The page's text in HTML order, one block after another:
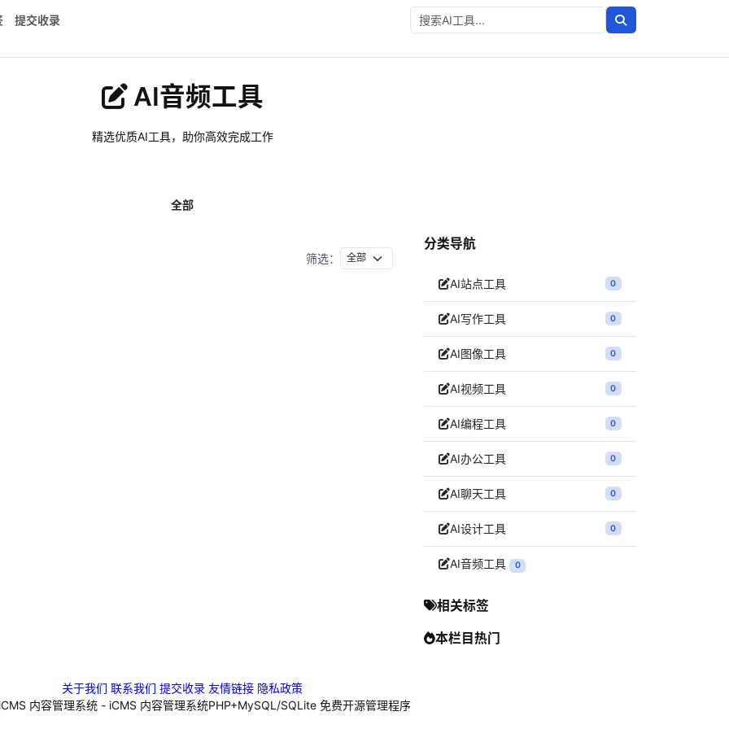
提交收录
AI音频工具
精选优质AI工具，助你高效完成工作
全部
筛选：
分类导航
AI站点工具 0
AI写作工具 0
AI图像工具 0
AI视频工具 0
AI编程工具 0
AI办公工具 0
AI聊天工具 0
AI设计工具 0
AI音频工具 0
相关标签
本栏目热门
关于我们 联系我们 提交收录 友情链接 隐私政策
内容管理系统 - iCMS 内容管理系统PHP+MySQL/SQLite 免费开源管理程序